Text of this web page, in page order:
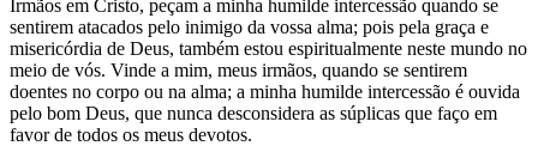
Irmãos em Cristo, peçam a minha humilde intercessão quando se
sentirem atacados pelo inimigo da vossa alma; pois pela graça e
misericórdia de Deus, também estou espiritualmente neste mundo no
meio de vós. Vinde a mim, meus irmãos, quando se sentirem
doentes no corpo ou na alma; a minha humilde intercessão é ouvida
pelo bom Deus, que nunca desconsidera as súplicas que faço em
favor de todos os meus devotos.